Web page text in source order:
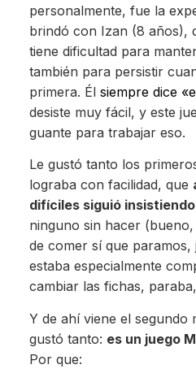
personalmente, fue la
brindó con Izan (8 años),
tiene dificultad para
también para persistir
primera. Él siempre dice
desiste muy fácil, y este
guante para trabajar eso.
Le gustó tanto los
lograba con facilidad, que
difíciles siguió insistiendo
ninguno sin hacer
de comer sí que paramos,
estaba especialmente
cambiar las fichas,
Y de ahí viene el segundo
gustó tanto: es un juego
Por que: